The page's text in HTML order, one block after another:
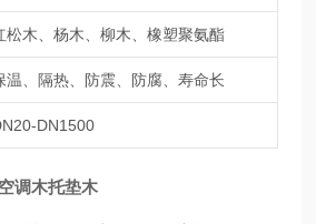
松木、杨木、柳木、橡塑聚氨酯
温、隔热、防震、防腐、寿命长
DN1500
调木托垫木